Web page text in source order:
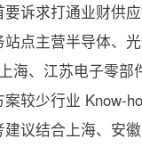
诉求打通业财供
点主营半导体、
海、江苏电子零
较少行业 Know-
议结合上海、安